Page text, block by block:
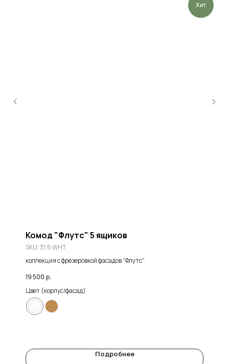
Хит
Комод "Флутс" 5 ящиков
SKU:31.5.WHT
коллекция с фрезеровкой фасадов "Флутс"
19 500 р.
Цвет (корпус/фасад)
Подробнее